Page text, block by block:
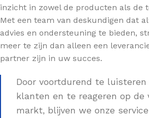
inzicht in zowel de producten als de
Met een team van deskundigen dat
advies en ondersteuning te bieden,
meer te zijn dan alleen een
partner zijn in uw succes.
Door voortdurend te luisteren
klanten en te reageren op de
markt, blijven we onze